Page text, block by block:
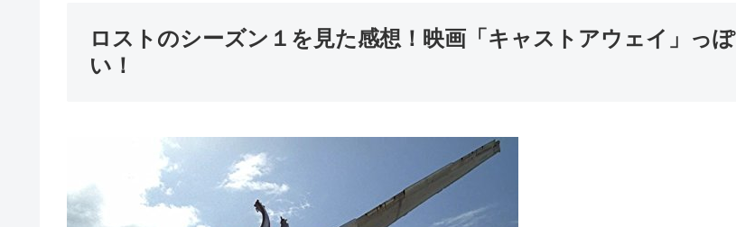
ロストのシーズン１を見た感想！映画「キャストアウェイ」っぽ
い！